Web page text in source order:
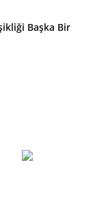
Başka Bir